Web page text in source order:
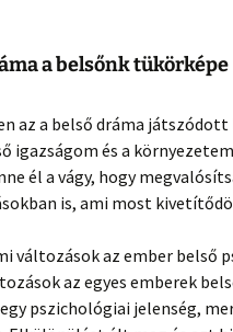
a belsőnk tükörképe
az a belső dráma
igazságom és a
él a vágy, hogy
is, ami most
változások az ember belső
az egyes emberek
egy pszichológiai jelenség,